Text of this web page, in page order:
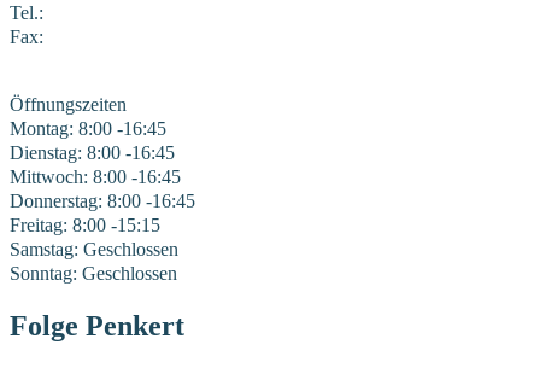
Tel.:
Fax:
Öffnungszeiten
Montag: 8:00 -16:45
Dienstag: 8:00 -16:45
Mittwoch: 8:00 -16:45
Donnerstag: 8:00 -16:45
Freitag: 8:00 -15:15
Samstag: Geschlossen
Sonntag: Geschlossen
Folge Penkert